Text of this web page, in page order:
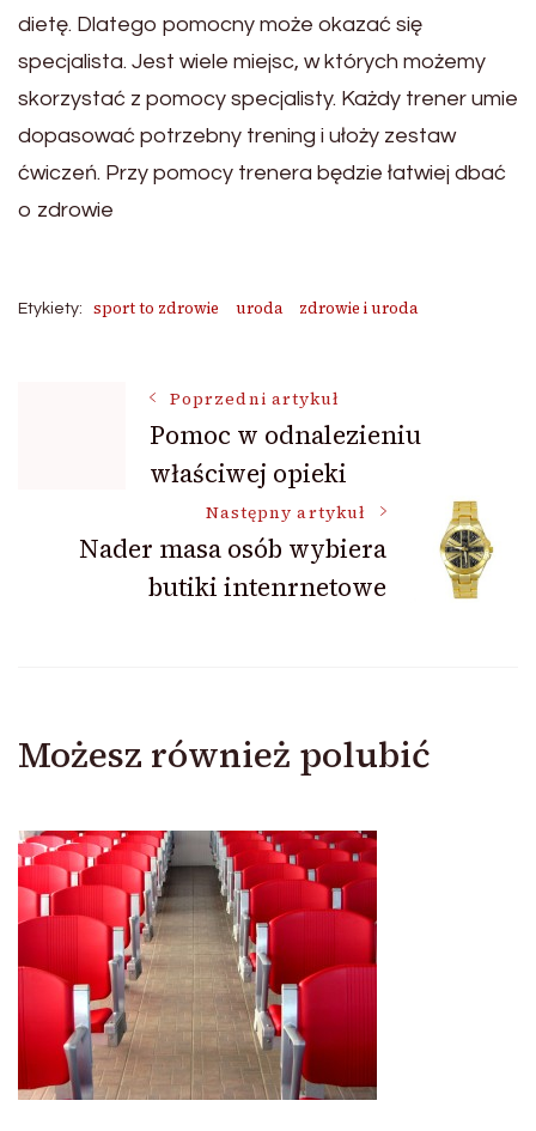
dietę. Dlatego pomocny może okazać się
specjalista. Jest wiele miejsc, w których możemy
skorzystać z pomocy specjalisty. Każdy trener umie
dopasować potrzebny trening i ułoży zestaw
ćwiczeń. Przy pomocy trenera będzie łatwiej dbać
o zdrowie
Etykiety: sport to zdrowie uroda zdrowie i uroda
Nawigacja
wpisu
Poprzedni artykuł
Pomoc w odnalezieniu
właściwej opieki
Następny artykuł
Nader masa osób wybiera
butiki intenrnetowe
Możesz również polubić